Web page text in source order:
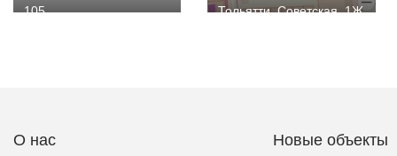
105
Тольятти, Советская, 1Ж
О нас Новые объекты